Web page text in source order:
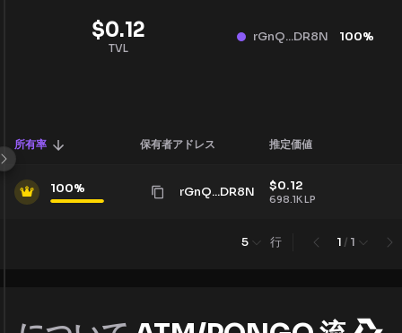
$0.12
TVL
rGnQ...DR8N 100%
所有率 保有者アドレス 推定価値
100% rGnQ...DR8N $0.12
698.1KLP
5 行 1 / 1